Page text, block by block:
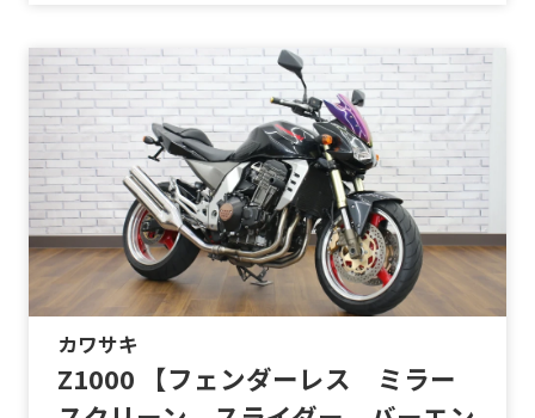
カワサキ
Z1000 【フェンダーレス ミラー